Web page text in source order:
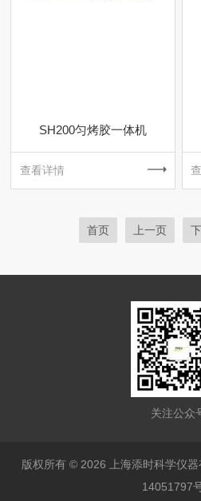
SH200匀烤胶一体机
查看详情
首页 上一页
关注公众
版权所有 © 2026 上海添时科学仪
14051797